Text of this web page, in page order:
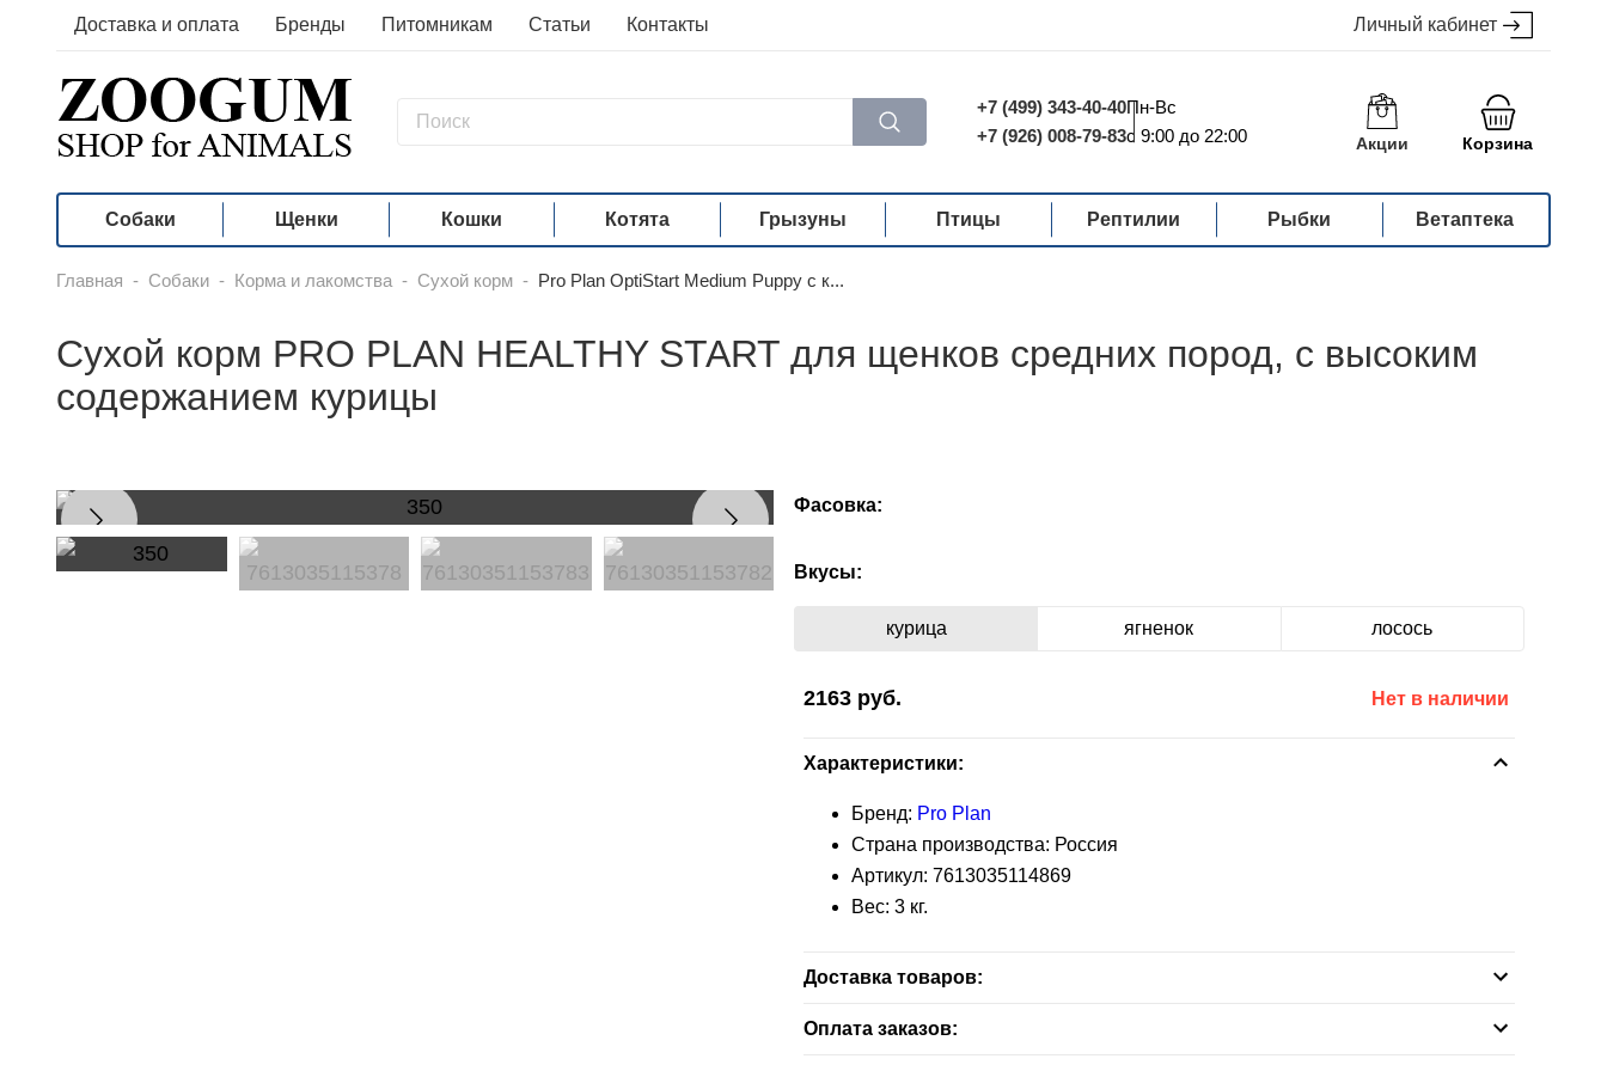
Доставка и оплата Бренды Питомникам Статьи Контакты Личный кабинет
+7 (499) 343-40-40
+7 (926) 008-79-83
Пн-Вс
с 9:00 до 22:00
Акции Корзина
Собаки Щенки Кошки Котята Грызуны Птицы Рептилии Рыбки Ветаптека
Главная - Собаки - Корма и лакомства - Сухой корм - Pro Plan OptiStart Medium Puppy с к...
Сухой корм PRO PLAN HEALTHY START для щенков средних пород, с высоким
содержанием курицы
Фасовка:
Вкусы:
курица ягненок лосось
2163 руб. Нет в наличии
Характеристики:
Бренд: Pro Plan
Страна производства: Россия
Артикул: 7613035114869
Вес: 3 кг.
Доставка товаров:
Бесплатная доставка — зеленая зона на карте, вне зависимости от суммы
Оплата заказов: